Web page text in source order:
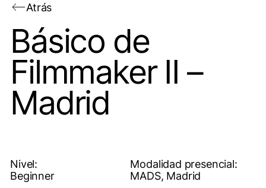
Atrás
Básico de
Filmmaker II –
Madrid
Nivel:
Beginner
Modalidad presencial:
MADS, Madrid